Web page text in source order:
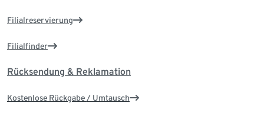
Filialreservierung
Filialfinder
Rücksendung & Reklamation
Kostenlose Rückgabe / Umtausch